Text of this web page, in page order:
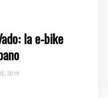
la e-bike
2019